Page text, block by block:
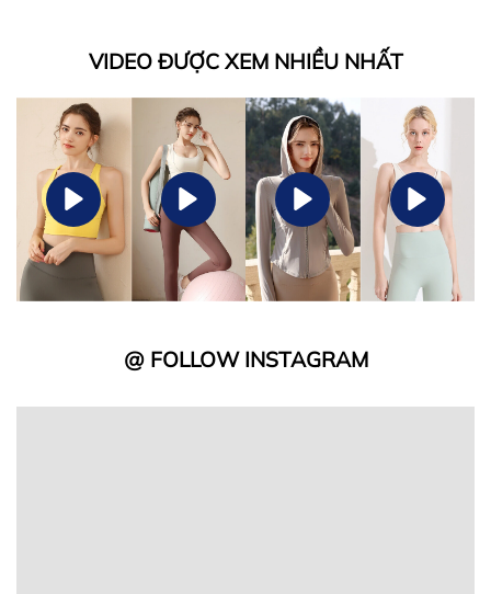
VIDEO ĐƯỢC XEM NHIỀU NHẤT
@ FOLLOW INSTAGRAM